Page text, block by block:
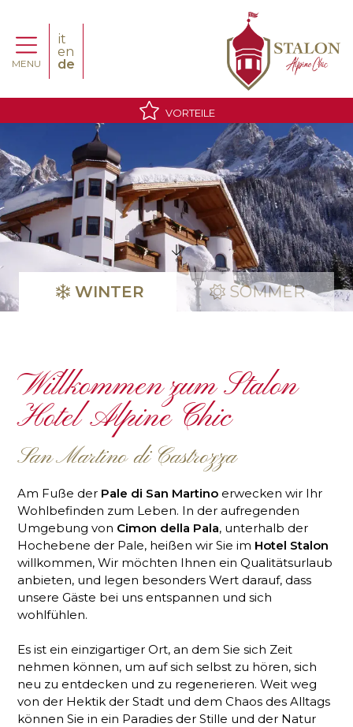
WINTER SOMMER
MENU
it
en
de
VORTEILE
Willkommen zum Stalon
Hotel Alpine Chic
San Martino di Castrozza
Am Fuße der Pale di San Martino erwecken wir Ihr
Wohlbefinden zum Leben. In der aufregenden
Umgebung von Cimon della Pala, unterhalb der
Hochebene der Pale, heißen wir Sie im Hotel Stalon
willkommen, Wir möchten Ihnen ein Qualitätsurlaub
anbieten, und legen besonders Wert darauf, dass
unsere Gäste bei uns entspannen und sich
wohlfühlen.
Es ist ein einzigartiger Ort, an dem Sie sich Zeit
nehmen können, um auf sich selbst zu hören, sich
neu zu entdecken und zu regenerieren. Weit weg
von der Hektik der Stadt und dem Chaos des Alltags
können Sie in ein Paradies der Stille und der Natur